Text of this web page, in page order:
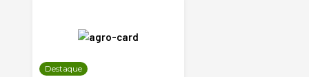
Destaque